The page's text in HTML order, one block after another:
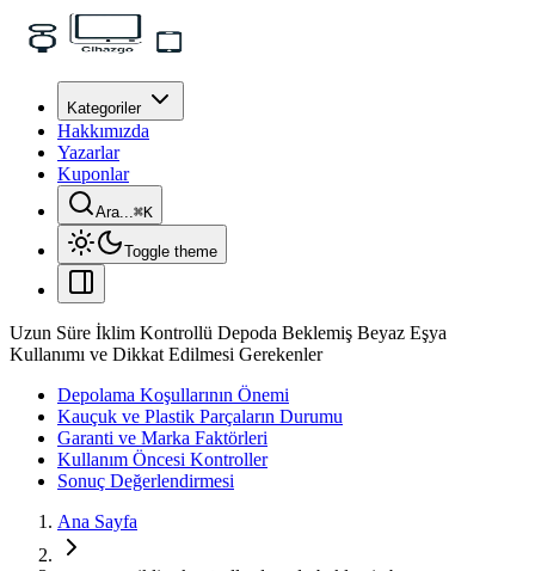
Kategoriler
Hakkımızda
Yazarlar
Kuponlar
Ara...⌘K
Toggle theme
Uzun Süre İklim Kontrollü Depoda Beklemiş Beyaz Eşya
Kullanımı ve Dikkat Edilmesi Gerekenler
Depolama Koşullarının Önemi
Kauçuk ve Plastik Parçaların Durumu
Garanti ve Marka Faktörleri
Kullanım Öncesi Kontroller
Sonuç Değerlendirmesi
Ana Sayfa